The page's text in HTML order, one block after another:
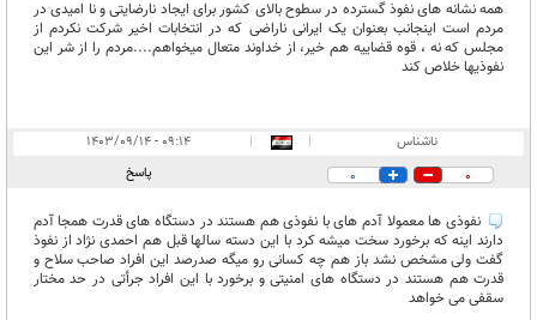
همه نشانه های نفوذ گسترده در سطوح بالای کشور برای ایجاد نارضایتی و نا امیدی در
مردم است اینجانب بعنوان یک ایرانی ناراضی که در انتخابات اخیر شرکت نکردم از
مجلس که نه ، قوه قضاییه هم خیر، از خداوند متعال میخواهم....مردم را از شر این
نفوذیها خلاص کند
ناشناس |
|
۰۹:۱۴ - ۱۴۰۳/۰۹/۱۴
0
0 پاسخ
نفوذی ها معمولا آدم های با نفوذی هم هستند در دستگاه های قدرت همجا آدم
دارند اینه که برخورد سخت میشه کرد با این دسته سالها قبل هم احمدی نژاد از نفوذ
گفت ولی مشخص نشد باز هم چه کسانی رو میگه صدرصد این افراد صاحب سلاح و
قدرت هم هستند در دستگاه های امنیتی و برخورد با این افراد جرأتی در حد مختار
سقفی می خواهد